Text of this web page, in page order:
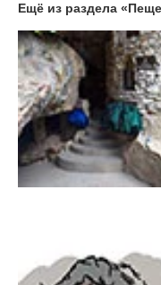
Ещё из раздела